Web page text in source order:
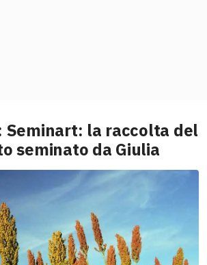
Seminart: la raccolta del
seminato da Giulia